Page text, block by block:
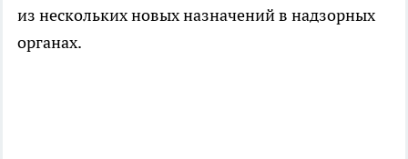
из нескольких новых назначений в надзорных
органах.